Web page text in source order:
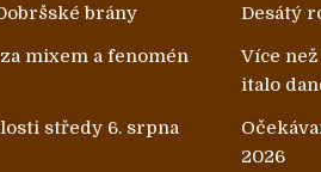
brány
mixem a fenomén
středy 6. srpna
Desátý
Více
italo
2026